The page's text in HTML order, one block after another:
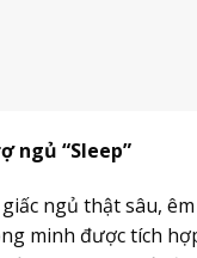
ngủ “Sleep”
ngủ thật sâu,
minh được tích